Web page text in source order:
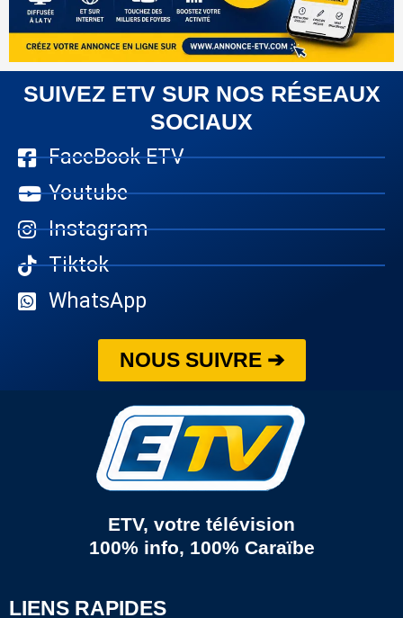
SUIVEZ ETV SUR NOS RÉSEAUX
SOCIAUX
FaceBook ETV
Youtube
Instagram
Tiktok
WhatsApp
NOUS SUIVRE ➔
ETV, votre télévision
100% info, 100% Caraïbe
LIENS RAPIDES